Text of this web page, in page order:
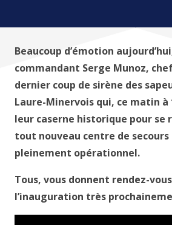
Beaucoup d’émotion
commandant Serge Munoz,
dernier coup de sirène des
Laure-Minervois qui, ce matin
leur caserne historique pour se
tout nouveau centre de
pleinement opérationnel.
Tous, vous donnent rendez-
l’inauguration très